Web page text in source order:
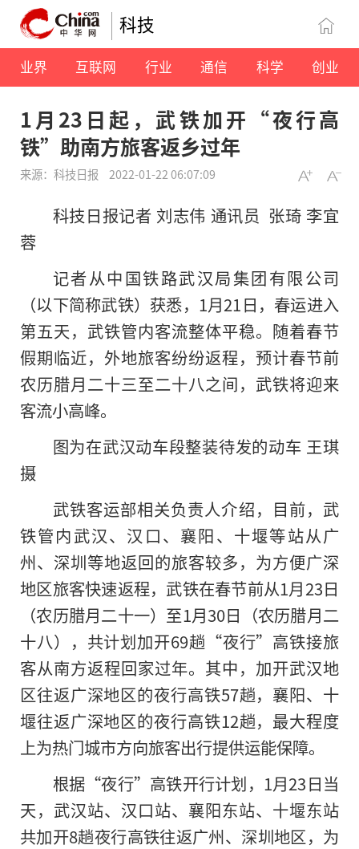
科技
业界 互联网 行业 通信 科学 创业
1月23日起，武铁加开“夜行高
铁”助南方旅客返乡过年
来源：科技日报 2022-01-22 06:07:09
科技日报记者 刘志伟 通讯员 张琦 李宜
蓉
记者从中国铁路武汉局集团有限公司
（以下简称武铁）获悉，1月21日，春运进入
第五天，武铁管内客流整体平稳。随着春节
假期临近，外地旅客纷纷返程，预计春节前
农历腊月二十三至二十八之间，武铁将迎来
客流小高峰。
图为在武汉动车段整装待发的动车 王琪
摄
武铁客运部相关负责人介绍，目前，武
铁管内武汉、汉口、襄阳、十堰等站从广
州、深圳等地返回的旅客较多，为方便广深
地区旅客快速返程，武铁在春节前从1月23日
（农历腊月二十一）至1月30日（农历腊月二
十八），共计划加开69趟“夜行”高铁接旅
客从南方返程回家过年。其中，加开武汉地
区往返广深地区的夜行高铁57趟，襄阳、十
堰往返广深地区的夜行高铁12趟，最大程度
上为热门城市方向旅客出行提供运能保障。
根据“夜行”高铁开行计划，1月23日当
天，武汉站、汉口站、襄阳东站、十堰东站
共加开8趟夜行高铁往返广州、深圳地区，为